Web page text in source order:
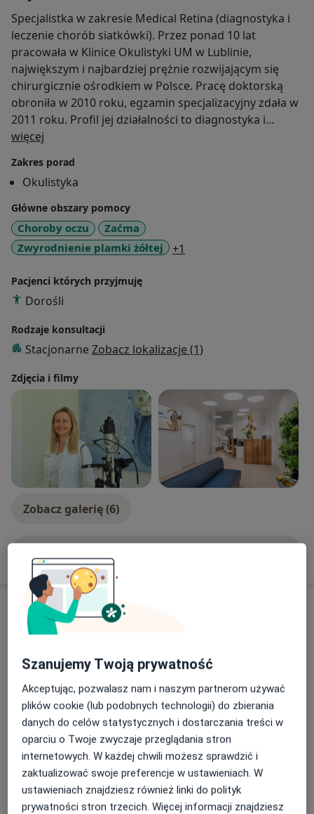
Specjalistka w zakresie Medical Retina (diagnostyka i
leczenie chorób siatkówki). Przez ponad 10 lat
pracowała w Klinice Okulistyki UM w Lublinie,
największym i najbardziej prężnie rozwijającym się
chirurgicznie ośrodkiem w Polsce. Pracę doktorską
obroniła w 2010 roku, egzamin specjalizacyjny zdała w
2011 roku. Profil jej działalności to diagnostyka i
leczenie chorób siatkówki, iniekcje doszklistkowe,
więcej
Zakres porad
Okulistyka
Główne obszary pomocy
Choroby oczu
Zaćma
Zwyrodnienie plamki żółtej
+1
Pacjenci których przyjmuję
Dorośli
Rodzaje konsultacji
Stacjonarne Zobacz lokalizacje (1)
Zdjęcia i filmy
Zobacz galerię (6)
Usługi i ceny
Konsultacja okulistyczna (kolejna
250 zł Szczegóły
Konsultacja okulistyczna (pierwsza
wizyta)
300 zł Szczegóły
Umów wizytę
Badanie OCT siatkówki centralnej
(plamki)
270 zł Szczegóły
Umów wizytę
Szanujemy Twoją prywatność
Akceptując, pozwalasz nam i naszym partnerom używać
plików cookie (lub podobnych technologii) do zbierania
danych do celów statystycznych i dostarczania treści w
oparciu o Twoje zwyczaje przeglądania stron
internetowych. W każdej chwili możesz sprawdzić i
zaktualizować swoje preferencje w ustawieniach. W
ustawieniach znajdziesz również linki do polityk
prywatności stron trzecich. Więcej informacji znajdziesz